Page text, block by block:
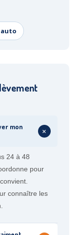
auto
mon
+
24 à 48
pour
connaître les